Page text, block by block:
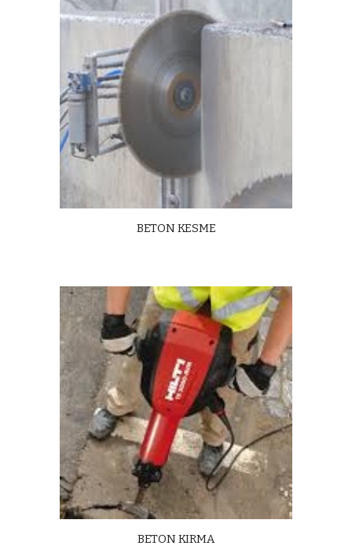
BETON KESME
BETON KIRMA